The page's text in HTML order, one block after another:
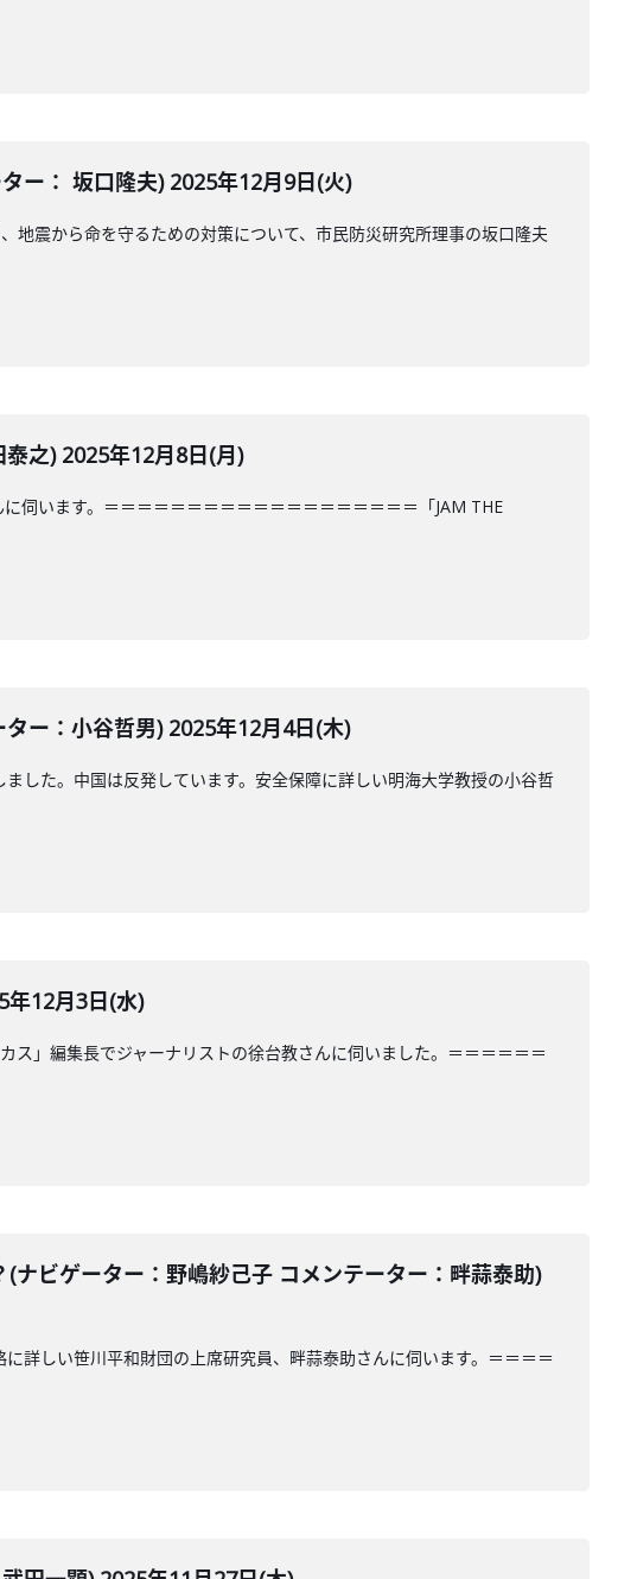
ー： 坂口隆夫) 2025年12月9日(火)
震から命を守るための対策について、市民防災研究所理事の坂口隆夫
之) 2025年12月8日(月)
伺います。＝＝＝＝＝＝＝＝＝＝＝＝＝＝＝＝＝＝＝「JAM THE
ー：小谷哲男) 2025年12月4日(木)
した。中国は反発しています。安全保障に詳しい明海大学教授の小谷哲
年12月3日(水)
」編集長でジャーナリストの徐台教さんに伺いました。＝＝＝＝＝＝
ビゲーター：野嶋紗己子 コメンテーター：畔蒜泰助)
詳しい笹川平和財団の上席研究員、畔蒜泰助さんに伺います。＝＝＝＝